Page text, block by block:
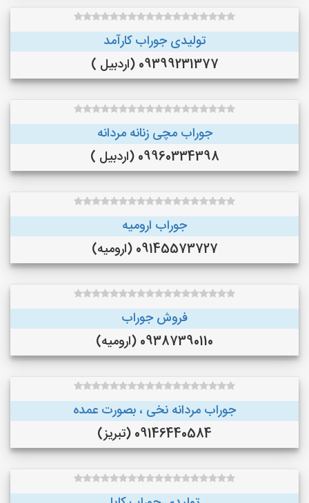
تولیدی جوراب کارآمد
09399231377 (اردبیل )
جوراب مچی زنانه مردانه
09960334398 (اردبیل )
جوراب ارومیه
09145573727 (ارومیه)
فروش جوراب
09387390110 (ارومیه)
جوراب مردانه نخی ، بصورت عمده
09146440584 (تبریز)